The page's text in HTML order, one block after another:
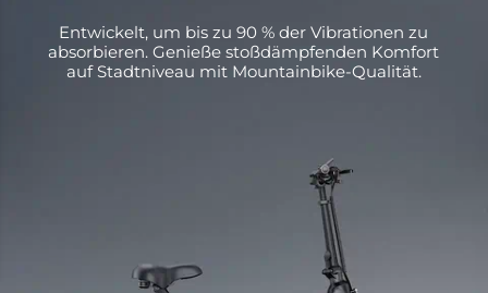
Entwickelt, um bis zu 90 % der Vibrationen zu
absorbieren. Genieße stoßdämpfenden Komfort
auf Stadtniveau mit Mountainbike-Qualität.